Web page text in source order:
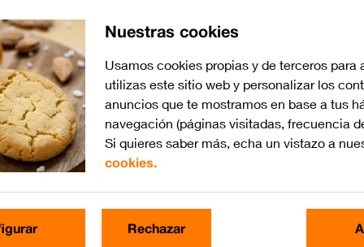
Nuestras cookies
Usamos cookies propias y de terceros para
utilizas este sitio web y personalizar los
anuncios que te mostramos en base a tus
navegación (páginas visitadas, frecuencia
Si quieres saber más, echa un vistazo a
cookies.
Rechazar